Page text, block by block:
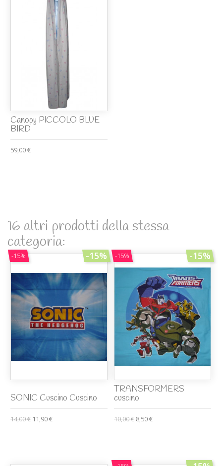
Canopy PICCOLO BLUE
BIRD
59,00 €
16 altri prodotti della stessa
categoria:
-15% -15%
SONIC Cuscino Cuscino
14,00 € 11,90 €
-15% -15%
TRANSFORMERS
cuscino
10,00 € 8,50 €